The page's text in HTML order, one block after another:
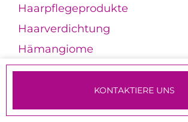
Haarpflegeprodukte
Haarverdichtung
Hämangiome
Handcreme
HandpeelingTERMINE & ANMELDUNG
KONTAKTIERE UNS